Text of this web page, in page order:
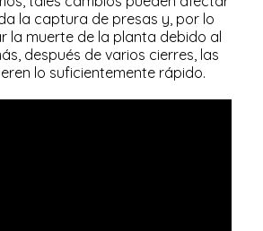
la captura de presas y, por lo
la muerte de la planta debido al
después de varios cierres, las
lo suficientemente rápido.